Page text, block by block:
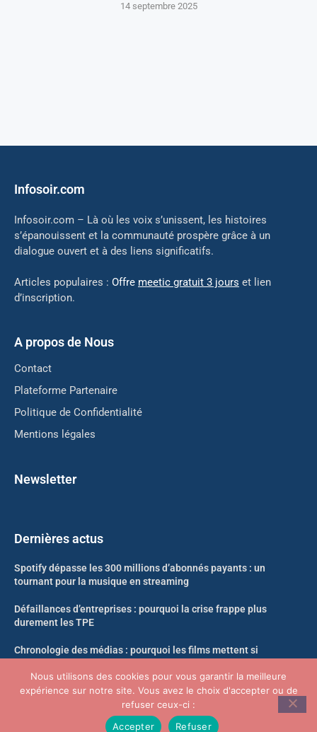
14 septembre 2025
Infosoir.com
Infosoir.com – Là où les voix s’unissent, les histoires
s’épanouissent et la communauté prospère grâce à un
dialogue ouvert et à des liens significatifs.
Articles populaires : Offre meetic gratuit 3 jours et lien
d’inscription.
A propos de Nous
Contact
Plateforme Partenaire
Politique de Confidentialité
Mentions légales
Newsletter
Dernières actus
Spotify dépasse les 300 millions d’abonnés payants : un
tournant pour la musique en streaming
Défaillances d’entreprises : pourquoi la crise frappe plus
durement les TPE
Chronologie des médias : pourquoi les films mettent si
Likweli : un nouveau singe découvert dans la forêt du Congo
Nous utilisons des cookies pour vous garantir la meilleure
expérience sur notre site. Vous avez le choix d'accepter ou de
refuser ceux-ci :
Accepter
Refuser